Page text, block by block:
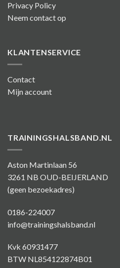
Privacy Policy
Neem contact op
KLANTENSERVICE
Contact
Mijn account
TRAININGSHALSBAND.NL
Aston Martinlaan 56
3261 NB OUD-BEIJERLAND
(geen bezoekadres)
0186-224007
info@trainingshalsband.nl
Kvk 60931477
BTW NL854122874B01